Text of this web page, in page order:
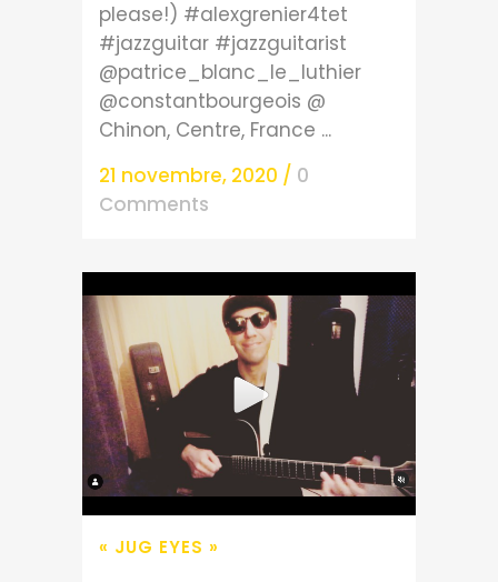
please!) #alexgrenier4tet
#jazzguitar #jazzguitarist
@patrice_blanc_le_luthier
@constantbourgeois @
Chinon, Centre, France ...
21 novembre, 2020 / 0
Comments
« JUG EYES »